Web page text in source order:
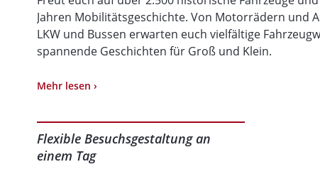
Jahren Mobilitätsgeschichte. Von Motorrädern und
LKW und Bussen erwarten euch vielfältige
spannende Geschichten für Groß und Klein.
Im historischen Kornspeicher lädt die
Im Ticket enthalten sind außerdem die App-geführte
Mobilität“ sowie die Kinder-Erlebnis-Rallye, mit der
Mehr lesen ›
Flexible Besuchsgestaltung an
einem Tag